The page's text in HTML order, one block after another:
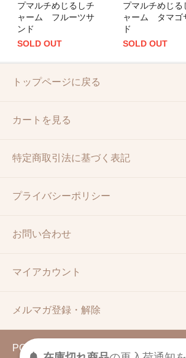
プマルチめじるしチ
ャーム フルーツサ
ンド
SOLD OUT
プマルチめじる
ャーム タマゴ
ド
SOLD OUT
トップページに戻る
カートを見る
特定商取引法に基づく表記
プライバシーポリシー
お問い合わせ
マイアカウント
メルマガ登録・解除
PC版表示に切り替える